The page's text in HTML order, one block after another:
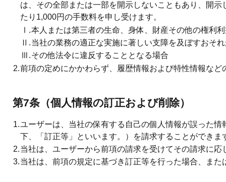
は、その全部または一部を開示しないこともあり、開
たり1,000円の手数料を申し受けます。
Ⅰ.本人または第三者の生命、身体、財産その他の権利
Ⅱ.当社の業務の適正な実施に著しい支障を及ぼすおそ
Ⅲ.その他法令に違反することとなる場合
2.前項の定めにかかわらず、履歴情報および特性情報な
第7条（個人情報の訂正および削除）
1.ユーザーは、当社の保有する自己の個人情報が誤った
下、「訂正等」といいます。）を請求することができま
2.当社は、ユーザーから前項の請求を受けてその請求に
3.当社は、前項の規定に基づき訂正等を行った場合、ま